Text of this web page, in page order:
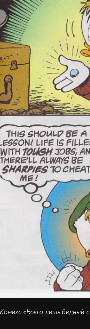
Комикс «Всего лишь бедный